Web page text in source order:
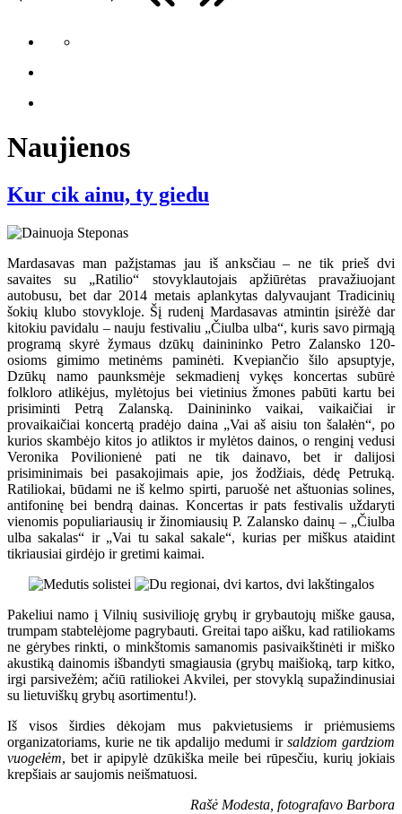
Naujienos
Kur cik ainu, ty giedu
Mardasavas man pažįstamas jau iš anksčiau – ne tik prieš dvi
savaites su „Ratilio“ stovyklautojais apžiūrėtas pravažiuojant
autobusu, bet dar 2014 metais aplankytas dalyvaujant Tradicinių
šokių klubo stovykloje. Šį rudenį Mardasavas atmintin įsirėžė dar
kitokiu pavidalu – nauju festivaliu „Čiulba ulba“, kuris savo pirmąją
programą skyrė žymaus dzūkų dainininko Petro Zalansko 120-
osioms gimimo metinėms paminėti. Kvepiančio šilo apsuptyje,
Dzūkų namo paunksmėje sekmadienį vykęs koncertas subūrė
folkloro atlikėjus, mylėtojus bei vietinius žmones pabūti kartu bei
prisiminti Petrą Zalanską. Dainininko vaikai, vaikaičiai ir
provaikaičiai koncertą pradėjo daina „Vai aš aisiu ton šalałėn“, po
kurios skambėjo kitos jo atliktos ir mylėtos dainos, o renginį vedusi
Veronika Povilionienė pati ne tik dainavo, bet ir dalijosi
prisiminimais bei pasakojimais apie, jos žodžiais, dėdę Petruką.
Ratiliokai, būdami ne iš kelmo spirti, paruošė net aštuonias solines,
antifoninę bei bendrą dainas. Koncertas ir pats festivalis uždaryti
vienomis populiariausių ir žinomiausių P. Zalansko dainų – „Čiulba
ulba sakalas“ ir „Vai tu sakal sakale“, kurias per miškus ataidint
tikriausiai girdėjo ir gretimi kaimai.
Pakeliui namo į Vilnių susivilioję grybų ir grybautojų miške gausa,
trumpam stabtelėjome pagrybauti. Greitai tapo aišku, kad ratiliokams
ne gėrybes rinkti, o minkštomis samanomis pasivaikštinėti ir miško
akustiką dainomis išbandyti smagiausia (grybų maišioką, tarp kitko,
irgi parsivežėm; ačiū ratiliokei Akvilei, per stovyklą supažindinusiai
su lietuviškų grybų asortimentu!).
Iš visos širdies dėkojam mus pakvietusiems ir priėmusiems
organizatoriams, kurie ne tik apdalijo medumi ir saldziom gardziom
vuogełėm, bet ir apipylė dzūkiška meile bei rūpesčiu, kurių jokiais
krepšiais ar saujomis neišmatuosi.
Rašė Modesta, fotografavo Barbora